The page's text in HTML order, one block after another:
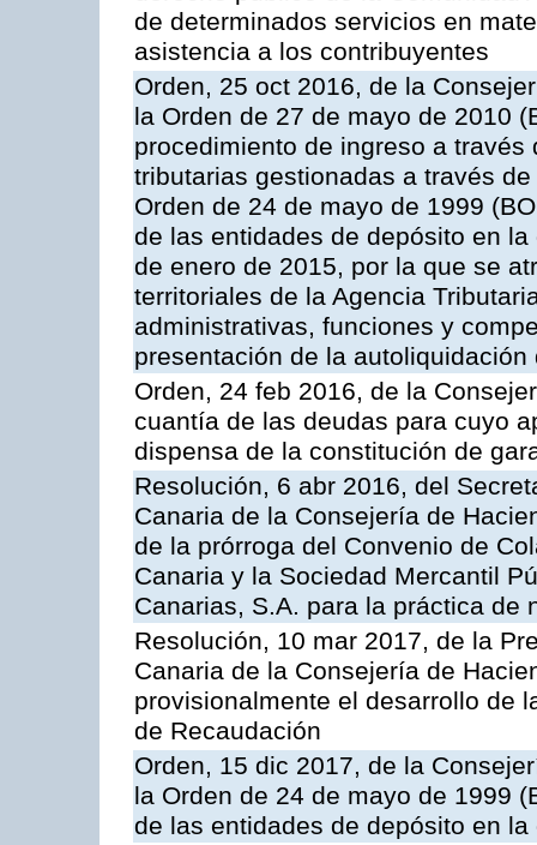
de determinados servicios en
asistencia a los contribuyentes
Orden, 25 oct 2016, de la
la Orden de 27 de mayo de 2010
procedimiento de ingreso a
tributarias gestionadas a través
Orden de 24 de mayo de 1999
de las entidades de depósito en
de enero de 2015, por la que se
territoriales de la Agencia
administrativas, funciones y
presentación de la
Orden, 24 feb 2016, de la
cuantía de las deudas para cuyo
dispensa de la constitución de
Resolución, 6 abr 2016, del
Canaria de la Consejería de
de la prórroga del Convenio de
Canaria y la Sociedad Mercantil
Canarias, S.A. para la práctica de
Resolución, 10 mar 2017, de la
Canaria de la Consejería de
provisionalmente el desarrollo de
de Recaudación
Orden, 15 dic 2017, de la
la Orden de 24 de mayo de 1999
de las entidades de depósito en